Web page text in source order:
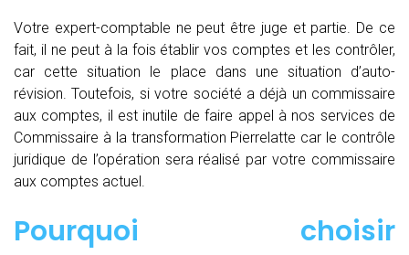
Votre expert-comptable ne peut être juge et partie. De ce
fait, il ne peut à la fois établir vos comptes et les contrôler,
car cette situation le place dans une situation d’auto-
révision. Toutefois, si votre société a déjà un commissaire
aux comptes, il est inutile de faire appel à nos services de
Commissaire à la transformation Pierrelatte car le contrôle
juridique de l’opération sera réalisé par votre commissaire
aux comptes actuel.
Pourquoi choisir